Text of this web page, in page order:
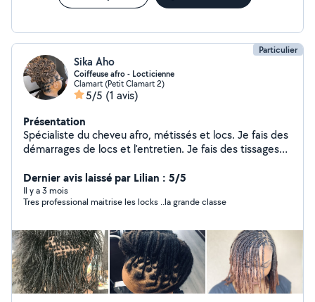
Particulier
Sika Aho
Coiffeuse afro - Locticienne
Clamart (Petit Clamart 2)
5/5 (1 avis)
Présentation
Spécialiste du cheveu afro, métissés et locs. Je fais des
démarrages de locs et l'entretien. Je fais des tissages
tresse également les enfants sans rajouts. Mon
WhatsApp +447845672923
Dernier avis laissé par Lilian : 5/5
Il y a 3 mois
Tres professional maitrise les locks ..la grande classe